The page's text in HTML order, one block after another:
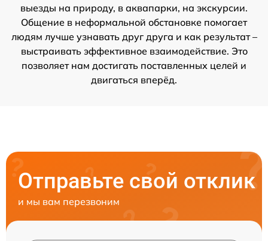
выезды на природу, в аквапарки, на экскурсии.
Общение в неформальной обстановке помогает
людям лучше узнавать друг друга и как результат –
выстраивать эффективное взаимодействие. Это
позволяет нам достигать поставленных целей и
двигаться вперёд.
Отправьте свой отклик
и мы вам перезвоним